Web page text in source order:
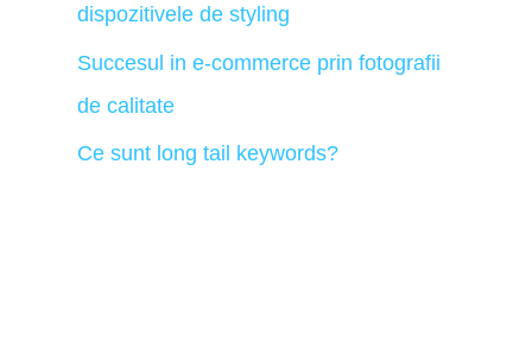
dispozitivele de styling
Succesul in e-commerce prin fotografii
de calitate
Ce sunt long tail keywords?